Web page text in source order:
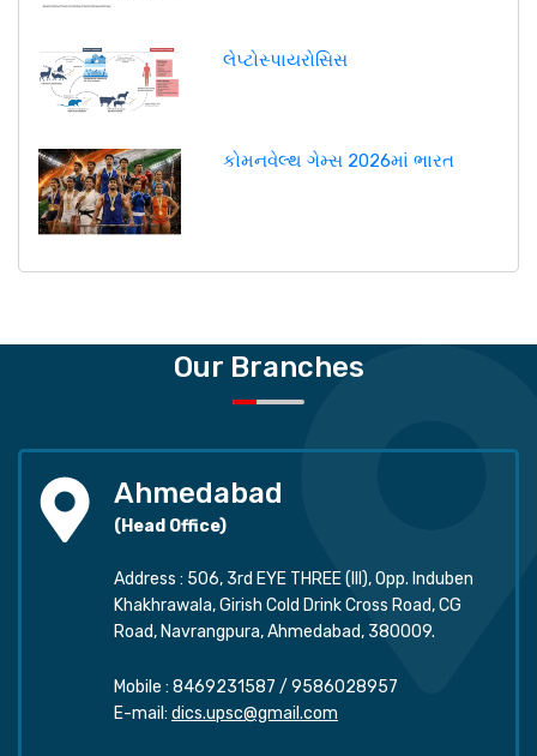
લેપ્ટોસ્પાયરોસિસ
કોમનવેલ્થ ગેમ્સ 2026માં ભારત
Our Branches
Ahmedabad
(Head Office)
Address : 506, 3rd EYE THREE (III), Opp. Induben
Khakhrawala, Girish Cold Drink Cross Road, CG
Road, Navrangpura, Ahmedabad, 380009.
Mobile : 8469231587 / 9586028957
E-mail: dics.upsc@gmail.com